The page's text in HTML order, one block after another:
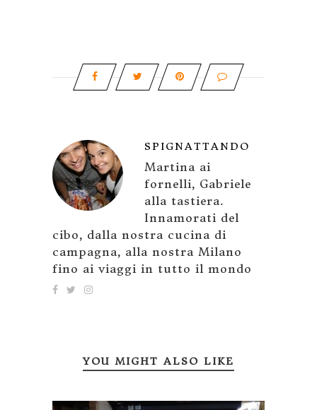
SPIGNATTANDO
Martina ai
fornelli, Gabriele
alla tastiera.
Innamorati del
cibo, dalla nostra cucina di
campagna, alla nostra Milano
fino ai viaggi in tutto il mondo
YOU MIGHT ALSO LIKE